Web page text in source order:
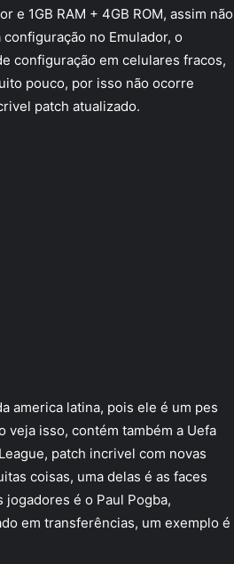
e 1GB RAM + 4GB ROM, assim não
no Emulador, o
configuração em celulares fracos,
pouco, por isso não ocorre
patch atualizado.
america latina, pois ele é um pes
veja isso, contém também a Uefa
patch incrivel com novas
coisas, uma delas é as faces
é o Paul Pogba,
em transferências, um exemplo é